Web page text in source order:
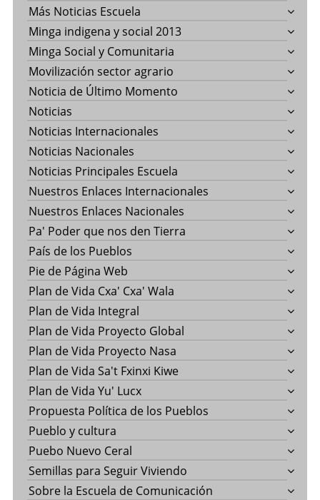
Más Noticias Escuela
Minga indigena y social 2013
Minga Social y Comunitaria
Movilización sector agrario
Noticia de Último Momento
Noticias
Noticias Internacionales
Noticias Nacionales
Noticias Principales Escuela
Nuestros Enlaces Internacionales
Nuestros Enlaces Nacionales
Pa' Poder que nos den Tierra
País de los Pueblos
Pie de Página Web
Plan de Vida Cxa' Cxa' Wala
Plan de Vida Integral
Plan de Vida Proyecto Global
Plan de Vida Proyecto Nasa
Plan de Vida Sa't Fxinxi Kiwe
Plan de Vida Yu' Lucx
Propuesta Política de los Pueblos
Pueblo y cultura
Puebo Nuevo Ceral
Semillas para Seguir Viviendo
Sobre la Escuela de Comunicación